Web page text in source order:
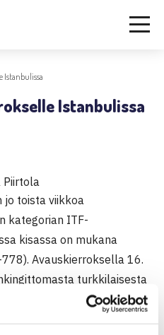
Istanbulissa
Istanbulissa
Piirtola
jo toista viikkoa
kategorian ITF-
kisassa on mukana
Avauskierroksella 16.
turkkilaisesta
Piirtolan vastustajaksi